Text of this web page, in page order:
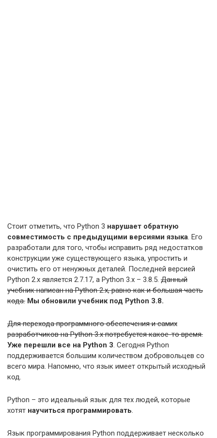
Стоит отметить, что Python 3 нарушает обратную
совместимость с предыдущими версиями языка . Его
разработали для того, чтобы исправить ряд недостатков
конструкции уже существующего языка, упростить и
очистить его от ненужных деталей. Последней версией
Python 2.x является 2.7.17, а Python 3.x – 3.8.5. Данный
учебник написан на Python 2.x, равно как и большая часть
кода. Мы обновили учебник под Python 3.8.
Для перехода программного обеспечения и самих
разработчиков на Python 3.x потребуется какое-то время.
Уже перешли все на Python 3 . Сегодня Python
поддерживается большим количеством добровольцев со
всего мира. Напомню, что язык имеет открытый исходный
код.
Python – это идеальный язык для тех людей, которые
хотят научиться программировать
Язык программирования Python поддерживает несколько